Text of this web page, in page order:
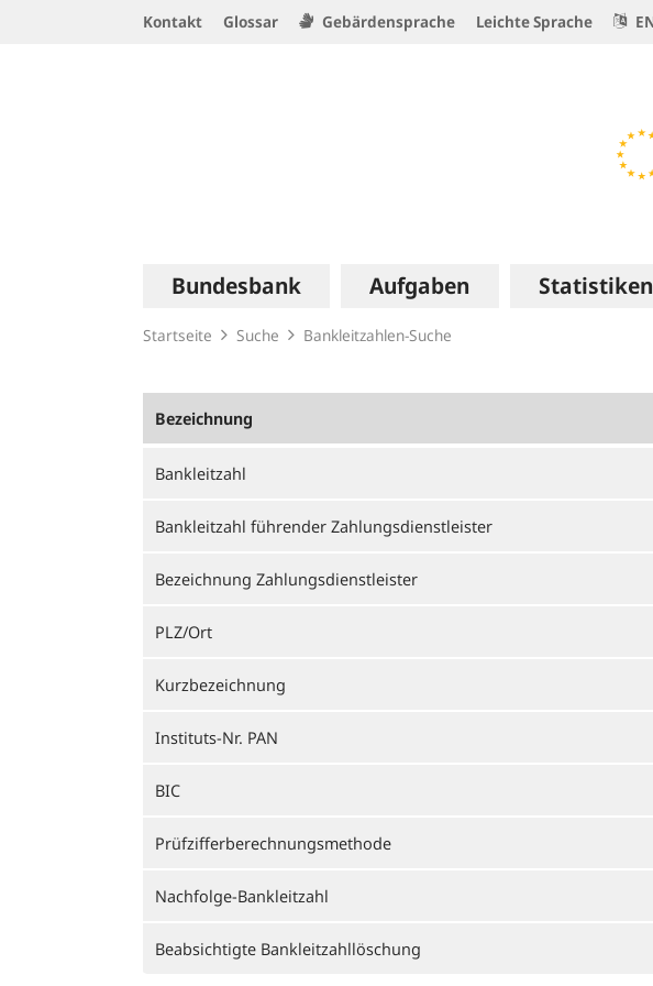
Kontakt Glossar Gebärdensprache Leichte Sprache
Hauptnavigation
Bundesbank Aufgaben Statistiken
Startseite Suche Bankleitzahlen-Suche
Bezeichnung
Bankleitzahl
Bankleitzahl führender Zahlungsdienstleister
Bezeichnung Zahlungsdienstleister
PLZ/Ort
Kurzbezeichnung
Instituts-Nr. PAN
BIC
Prüfzifferberechnungsmethode
Nachfolge-Bankleitzahl
Beabsichtigte Bankleitzahllöschung